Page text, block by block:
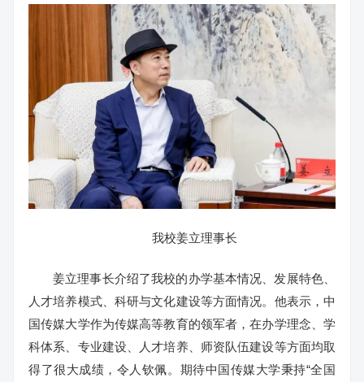
我校姜立理事长
姜立理事长介绍了我校的办学基本情况、发展特色、
人才培养模式、科研与文化建设等方面情况。他表示，中
国传媒大学作为传媒高等教育的领军者，在办学理念、学
科体系、专业建设、人才培养、师资队伍建设等方面均取
得了很大成绩，令人钦佩。期待中国传媒大学秉持“全国